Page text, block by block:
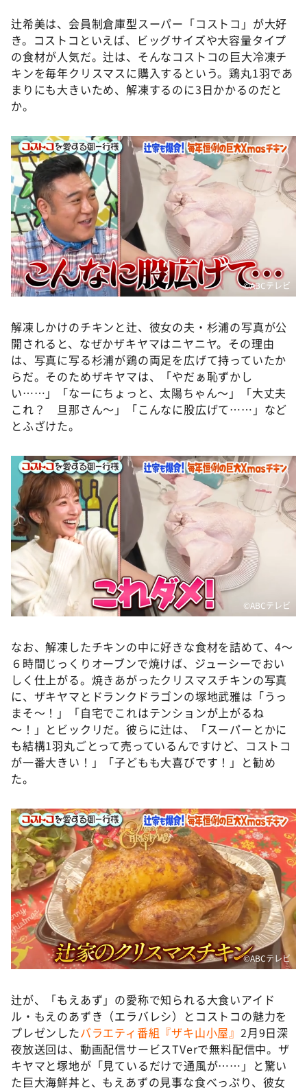
辻希美は、会員制倉庫型スーパー「コストコ」が大好
き。コストコといえば、ビッグサイズや大容量タイプ
の食材が人気だ。辻は、そんなコストコの巨大冷凍チ
キンを毎年クリスマスに購入するという。鶏丸1羽であ
まりにも大きいため、解凍するのに3日かかるのだと
か。
©️ABCテレビ
解凍しかけのチキンと辻、彼女の夫・杉浦の写真が公
開されると、なぜかザキヤマはニヤニヤ。その理由
は、写真に写る杉浦が鶏の両足を広げて持っていたか
らだ。そのためザキヤマは、「やだぁ恥ずかし
い……」「なーにちょっと、太陽ちゃん～」「大丈夫
これ？ 旦那さん～」「こんなに股広げて……」など
とふざけた。
©️ABCテレビ
なお、解凍したチキンの中に好きな食材を詰めて、4～
６時間じっくりオーブンで焼けば、ジューシーでおい
しく仕上がる。焼きあがったクリスマスチキンの写真
に、ザキヤマとドランクドラゴンの塚地武雅は「うっ
まそ～！」「自宅でこれはテンションが上がるね
～！」とビックリだ。彼らに辻は、「スーパーとかに
も結構1羽丸ごとって売っているんですけど、コストコ
が一番大きい！」「子どもも大喜びです！」と勧め
た。
©️ABCテレビ
辻が、「もえあず」の愛称で知られる大食いアイド
ル・もえのあずき（エラバレシ）とコストコの魅力を
プレゼンしたバラエティ番組『ザキ山小屋』2月9日深
夜放送回は、動画配信サービスTVerで無料配信中。ザ
キヤマと塚地が「見ているだけで通風が……」と驚い
た巨大海鮮丼と、もえあずの見事な食べっぷり、彼女